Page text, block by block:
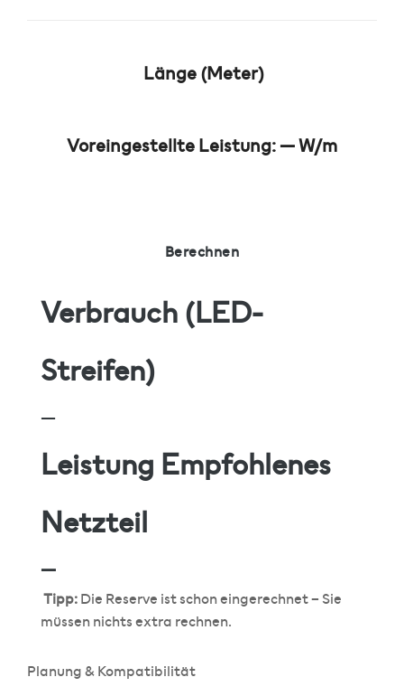
Länge (Meter)
Voreingestellte Leistung:—W/m
Berechnen
Verbrauch (LED-
Streifen)
—
Leistung Empfohlenes
Netzteil
—
Tipp:Die Reserve ist schon eingerechnet – Sie
müssen nichts extra rechnen.
Planung & Kompatibilität